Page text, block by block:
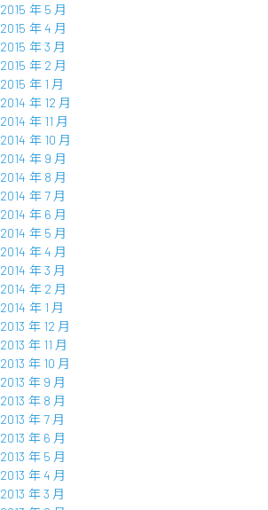
2015 年 5 月
2015 年 4 月
2015 年 3 月
2015 年 2 月
2015 年 1 月
2014 年 12 月
2014 年 11 月
2014 年 10 月
2014 年 9 月
2014 年 8 月
2014 年 7 月
2014 年 6 月
2014 年 5 月
2014 年 4 月
2014 年 3 月
2014 年 2 月
2014 年 1 月
2013 年 12 月
2013 年 11 月
2013 年 10 月
2013 年 9 月
2013 年 8 月
2013 年 7 月
2013 年 6 月
2013 年 5 月
2013 年 4 月
2013 年 3 月